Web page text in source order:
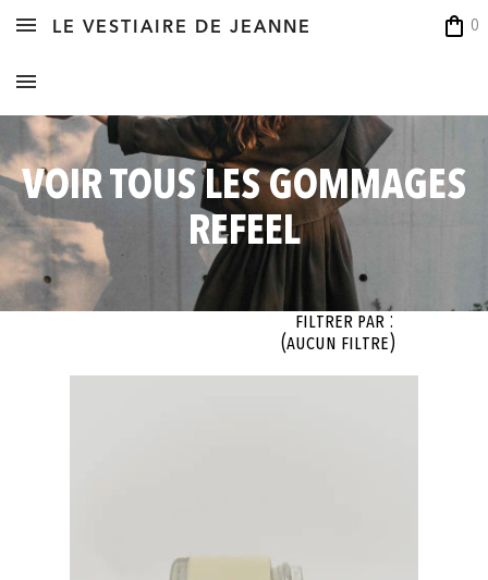
shopping_bag 0
LE VESTIAIRE DE JEANNE
VOIR TOUS LES GOMMAGES
REFEEL
Filtrer par :
(aucun filtre)